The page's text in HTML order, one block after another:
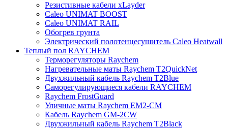
Резистивные кабели xLayder
Caleo UNIMAT BOOST
Caleo UNIMAT RAIL
Обогрев грунта
Электрический полотенцесушитель Caleo Heatwall
Теплый пол RAYCHEM
Терморегуляторы Raychem
Нагревательные маты Raychem T2QuickNet
Двухжильный кабель Raychem T2Blue
Саморегулирующиеся кабели RAYCHEM
Raychem FrostGuard
Уличные маты Raychem EM2-CM
Кабель Raychem GM-2CW
Двухжильный кабель Raychem T2Black